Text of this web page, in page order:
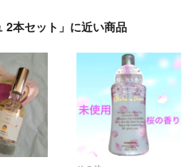
2本セット」に近い商品